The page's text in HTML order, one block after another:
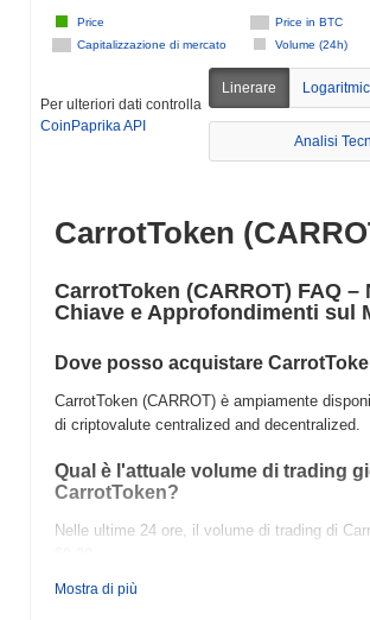
Price in BTC
Capitalizzazione di mercato
Volume (24h)
Price
Per ulteriori dati controlla
CoinPaprika API
Linerare
Analisi
CarrotToken
CarrotToken (CARROT) FAQ –
Chiave e Approfondimenti sul
Dove posso acquistare
CarrotToken (CARROT) è ampiamente
di criptovalute centralized and decentralized.
Qual è l'attuale volume di trading
CarrotToken?
Nelle ultime 24 ore, il volume di trading di
Qual è lo storico della fascia di
Mostra di più